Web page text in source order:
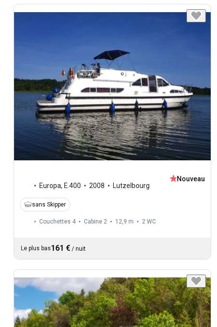
Europa, E.400 2008 Lutzelbourg
Nouveau
sans Skipper
Couchettes 4 Cabine 2 12,9 m 2 WC
Le plus bas161 € / nuit